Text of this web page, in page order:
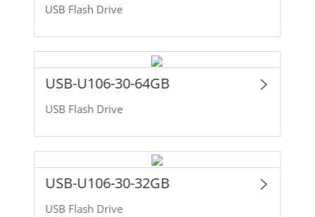
USB Flash Drive
USB-U106-30-64GB
USB Flash Drive
USB-U106-30-32GB
USB Flash Drive